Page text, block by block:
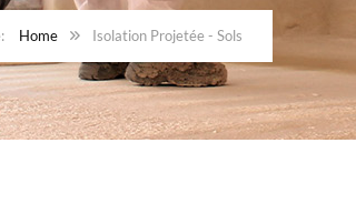
Home Isolation Projetée - Sols